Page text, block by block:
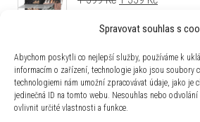
Spravovat souhlas s
Abychom poskytli co nejlepší služby, používáme k
informacím o zařízení, technologie jako jsou soubory
technologiemi nám umožní zpracovávat údaje, jako je
jedinečná ID na tomto webu. Nesouhlas nebo
ovlivnit určité vlastnosti a funkce.
Sit & More BEDERNÍ
3 699Kč Původní cena
3 144KčAktuální
Jimmylee BOČNICE dub
1 199KčPůvodní cena
947